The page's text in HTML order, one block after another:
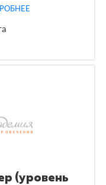
(уровень